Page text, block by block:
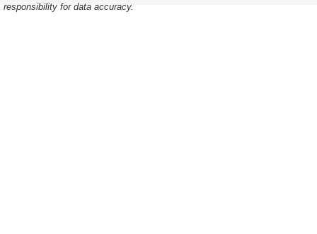
responsibility for data accuracy.